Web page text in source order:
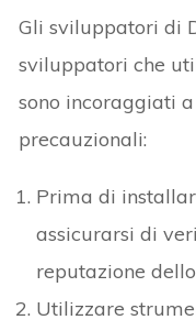
Gli sviluppatori di
sviluppatori che
sono incoraggiati
precauzionali:
Prima di
assicurarsi di
reputazione
Utilizzare